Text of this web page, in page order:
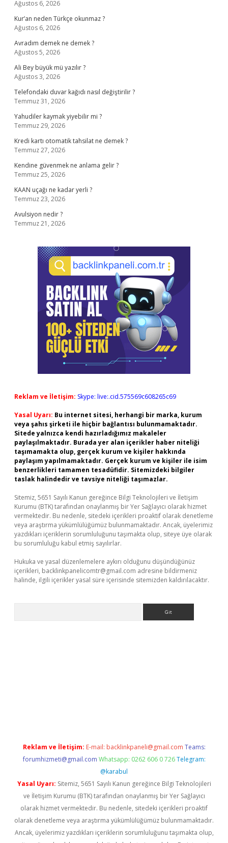
Ağustos 6, 2026
Kur’an neden Türkçe okunmaz ?
Ağustos 6, 2026
Avradım demek ne demek ?
Ağustos 5, 2026
Ali Bey büyük mü yazılır ?
Ağustos 3, 2026
Telefondaki duvar kağıdı nasıl değiştirilir ?
Temmuz 31, 2026
Yahudiler kaymak yiyebilir mi ?
Temmuz 29, 2026
Kredi kartı otomatik tahsilat ne demek ?
Temmuz 27, 2026
Kendine güvenmek ne anlama gelir ?
Temmuz 25, 2026
KAAN uçağı ne kadar yerli ?
Temmuz 23, 2026
Avulsiyon nedir ?
Temmuz 21, 2026
Reklam ve İletişim: Skype: live:.cid.575569c608265c69
Yasal Uyarı: Bu internet sitesi, herhangi bir marka, kurum
veya şahıs şirketi ile hiçbir bağlantısı bulunmamaktadır.
Sitede yalnızca kendi hazırladığımız makaleler
paylaşılmaktadır. Burada yer alan içerikler haber niteliği
taşımamakta olup, gerçek kurum ve kişiler hakkında
paylaşım yapılmamaktadır. Gerçek kurum ve kişiler ile isim
benzerlikleri tamamen tesadüfidir. Sitemizdeki bilgiler
taslak halindedir ve tavsiye niteliği taşımazlar.
Sitemiz, 5651 Sayılı Kanun gereğince Bilgi Teknolojileri ve İletişim
Kurumu (BTK) tarafından onaylanmış bir Yer Sağlayıcı olarak hizmet
vermektedir. Bu nedenle, sitedeki içerikleri proaktif olarak denetleme
veya araştırma yükümlülüğümüz bulunmamaktadır. Ancak, üyelerimiz
yazdıkları içeriklerin sorumluluğunu taşımakta olup, siteye üye olarak
bu sorumluluğu kabul etmiş sayılırlar.
Hukuka ve yasal düzenlemelere aykırı olduğunu düşündüğünüz
içerikleri, backlinkpanelicomtr@gmail.com adresine bildirmeniz
halinde, ilgili içerikler yasal süre içerisinde sitemizden kaldırılacaktır.
Reklam ve İletişim: E-mail: backlinkpaneli@gmail.com Teams:
forumhizmeti@gmail.com Whatsapp: 0262 606 0 726 Telegram:
@karabul
Yasal Uyarı: Sitemiz, 5651 Sayılı Kanun gereğince Bilgi Teknolojileri
ve İletişim Kurumu (BTK) tarafından onaylanmış bir Yer Sağlayıcı
olarak hizmet vermektedir. Bu nedenle, sitedeki içerikleri proaktif
olarak denetleme veya araştırma yükümlülüğümüz bulunmamaktadır.
Ancak, üyelerimiz yazdıkları içeriklerin sorumluluğunu taşımakta olup,